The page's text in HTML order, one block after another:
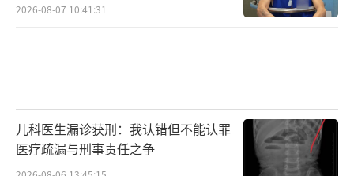
2026-08-07 10:41:31
儿科医生漏诊获刑：我认错但不能认罪
医疗疏漏与刑事责任之争